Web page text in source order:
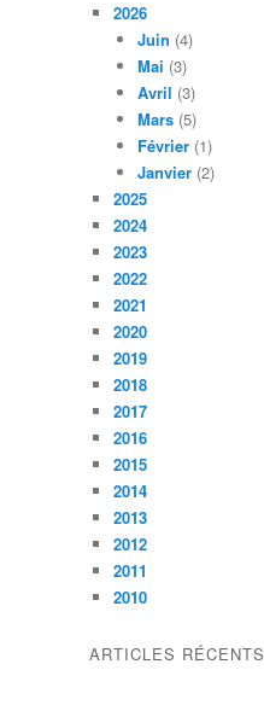
2026
Juin (4)
Mai (3)
Avril (3)
Mars (5)
Février (1)
Janvier (2)
2025
2024
2023
2022
2021
2020
2019
2018
2017
2016
2015
2014
2013
2012
2011
2010
ARTICLES RÉCENTS